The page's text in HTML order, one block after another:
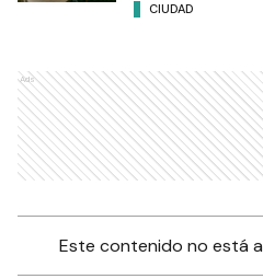
CIUDAD
Ads
Este contenido no está